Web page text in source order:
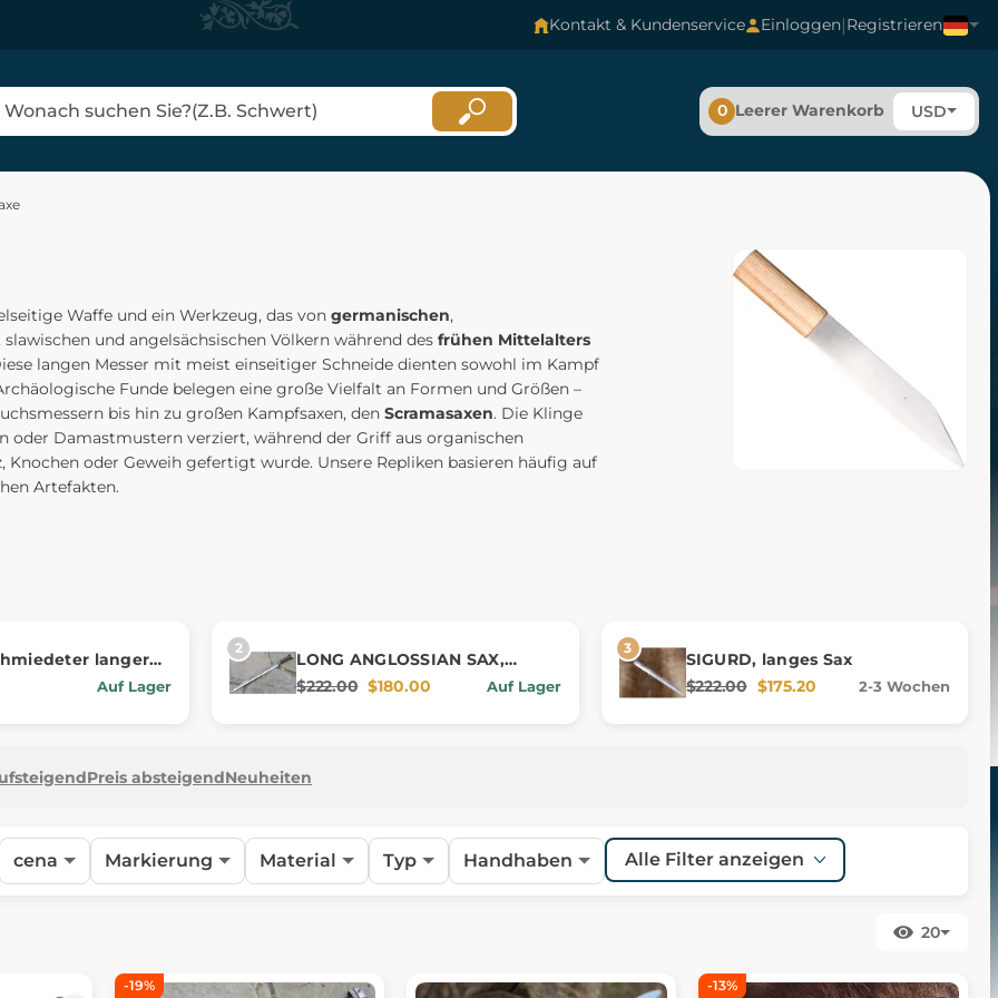
Kontakt & Kundenservice Einloggen|Registrieren
0 Leerer Warenkorb USD
Waffe und ein Werkzeug, das von germanischen,
slawischen und angelsächsischen Völkern während des frühen Mittelalters
langen Messer mit meist einseitiger Schneide dienten sowohl im Kampf
Funde belegen eine große Vielfalt an Formen und Größen –
bis hin zu großen Kampfsaxen, den Scramasaxen. Die Klinge
oder Damastmustern verziert, während der Griff aus organischen
Knochen oder Geweih gefertigt wurde. Unsere Repliken basieren häufig auf
Artefakten.
langer
GeweihAuf Lager
LONG ANGLOSSIAN SAX,
geschmiedet
$222.00 $180.00 Auf Lager
SIGURD, langes Sax
$222.00 $175.20 2-3 Wochen
Preis absteigendNeuheiten
cena Markierung Material Typ Handhaben Alle Filter anzeigen
20
-19% -13%